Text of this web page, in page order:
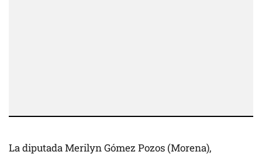
La diputada Merilyn Gómez Pozos (Morena),